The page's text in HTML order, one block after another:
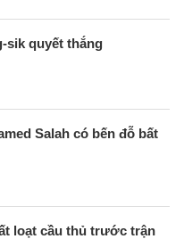
sik quyết thắng
Salah có bến đỗ bất
loạt cầu thủ trước trận